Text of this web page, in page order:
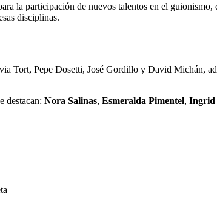
la participación de nuevos talentos en el
disciplinas.
Tort, Pepe Dosetti, José Gordillo y David Michán,
destacan: Nora Salinas, Esmeralda Pimentel, Ingrid